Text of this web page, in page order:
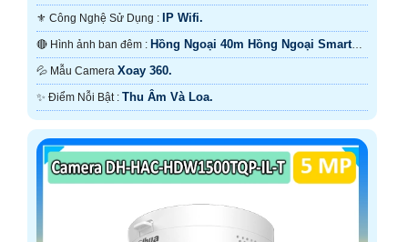
⚜️ Công Nghệ Sử Dụng : IP Wifi.
🔴 Hình ảnh ban đêm : Hồng Ngoại 40m Hồng Ngoại Smart
IR.💦 Mẫu Camera Xoay 360.
️✨ Điểm Nỗi Bật : Thu Âm Và Loa.